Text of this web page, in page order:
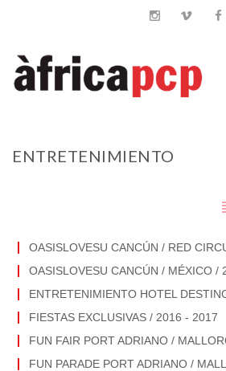
ENTRETENIMIENTO
OASISLOVESU CANCÚN / RED
OASISLOVESU CANCÚN / MÉXICO /
ENTRETENIMIENTO HOTEL
FIESTAS EXCLUSIVAS / 2016 - 2017
FUN FAIR PORT ADRIANO /
FUN PARADE PORT ADRIANO /